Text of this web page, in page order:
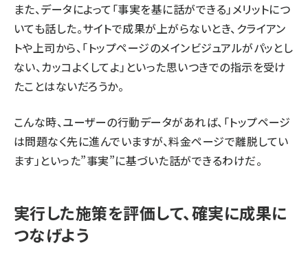
また、データによって「事実を基に話ができる」メリットにつ
いても話した。サイトで成果が上がらないとき、クライアン
トや上司から、「トップページのメインビジュアルがパッとし
ない、カッコよくしてよ」といった思いつきでの指示を受け
たことはないだろうか。
こんな時、ユーザーの行動データがあれば、「トップページ
は問題なく先に進んでいますが、料金ページで離脱してい
ます」といった”事実”に基づいた話ができるわけだ。
実行した施策を評価して、確実に成果に
つなげよう